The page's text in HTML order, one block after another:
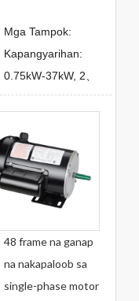
Mga Tampok:
Kapangyarihan:
0.75kW-37kW, 2、
48 frame na ganap
na nakapaloob sa
single-phase motor